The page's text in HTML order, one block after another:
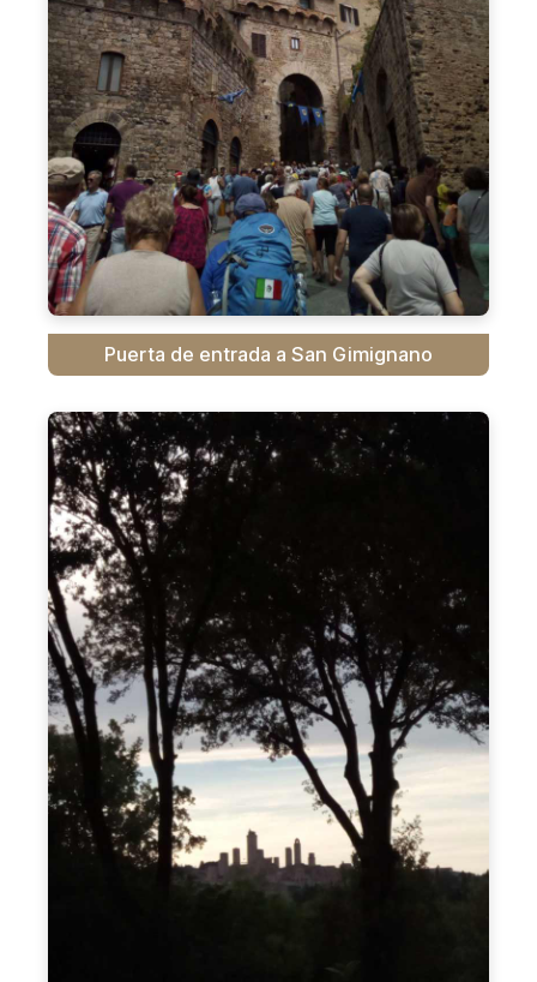
Puerta de entrada a San Gimignano